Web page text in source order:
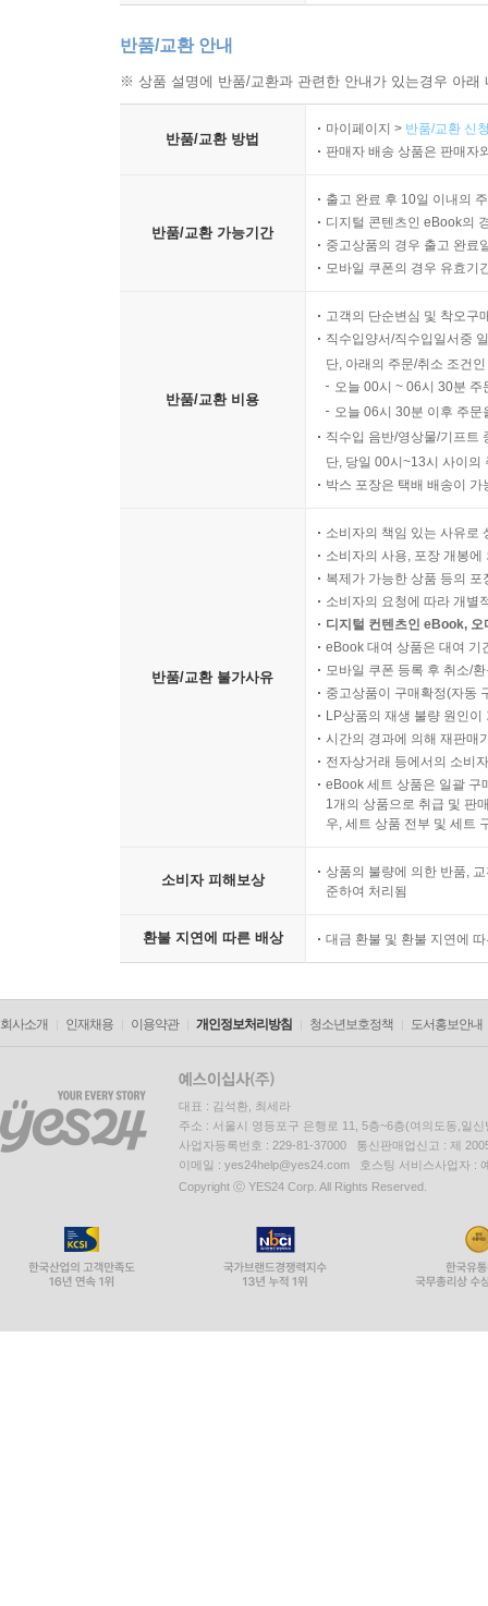
반품/교환 안내
※ 상품 설명에 반품/교환과 관련한 안내가 있는경우 아
반품/교환 방법
마이페이지 > 반품/교환 신
판매자 배송 상품은 판매자
반품/교환 가능기간
출고 완료 후 10일 이내의
디지털 콘텐츠인 eBook의
중고상품의 경우 출고 완료
모바일 쿠폰의 경우 유효기
반품/교환 비용
고객의 단순변심 및 착오구
직수입양서/직수입일서중
단, 아래의 주문/취소 조건
오늘 00시 ~ 06시 30분
오늘 06시 30분 이후 주
직수입 음반/영상물/기프트
단, 당일 00시~13시 사이의
박스 포장은 택배 배송이
반품/교환 불가사유
소비자의 책임 있는 사유로
소비자의 사용, 포장 개봉
복제가 가능한 상품 등의
소비자의 요청에 따라 개별
디지털 컨텐츠인 eBook,
eBook 대여 상품은 대여 기
모바일 쿠폰 등록 후 취소/
중고상품이 구매확정(자동
LP상품의 재생 불량 원인
시간의 경과에 의해 재판매
전자상거래 등에서의 소비
eBook 세트 상품은 일괄 구
1개의 상품으로 취급 및 판
우, 세트 상품 전부 및 세트
소비자 피해보상
상품의 불량에 의한 반품,
준하여 처리됨
환불 지연에 따른 배상 대금 환불 및 환불 지연에
회사소개 인재채용 이용약관 개인정보처리방침 청소년보호정책 도서홍보안내
대표 : 김석환, 최세라
주소 : 서울시 영등포구 은행로 11, 5층~6층(여의도동,일신
사업자등록번호 : 229-81-37000 통신판매업신고 : 제
이메일 : yes24help@yes24.com 호스팅 서비스사업자 :
Copyright ⓒ YES24 Corp. All Rights Reserved.